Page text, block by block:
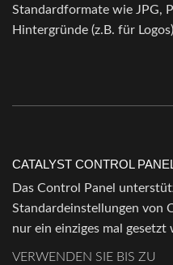
Standardformate wie JPG,
Hintergründe (z.B. für
CATALYST CONTROL
Das Control Panel
Standardeinstellungen von
nur ein einziges mal gesetzt
VERWENDEN SIE BIS ZU